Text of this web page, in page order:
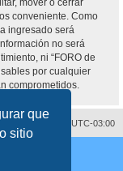
que
sitio
mover o cerrar
conveniente. Como
ingresado será
no será
ni “FORO de
por cualquier
comprometidos.
los horarios son UTC-03:00